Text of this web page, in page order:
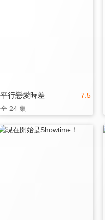
7.5
平行戀愛時差
全 24 集